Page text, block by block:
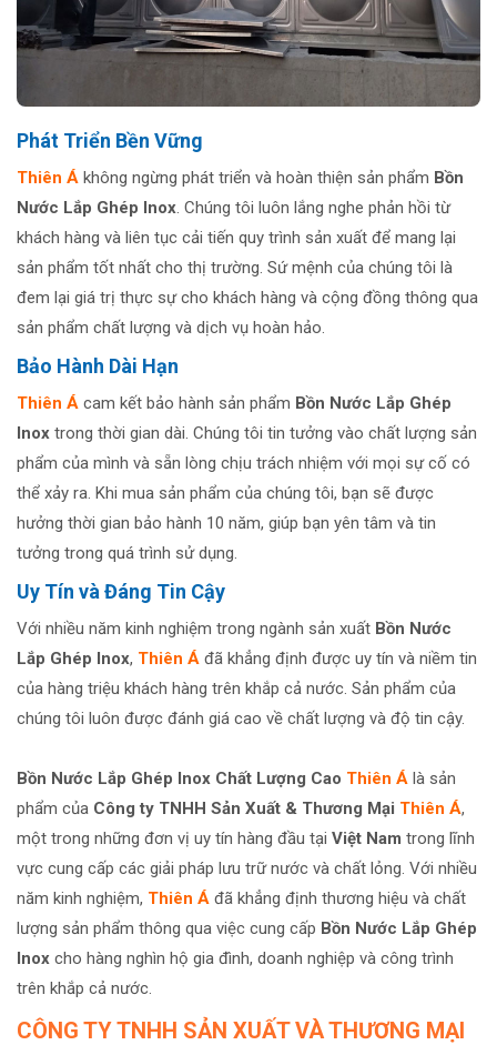
Phát Triển Bền Vững
Thiên Á không ngừng phát triển và hoàn thiện sản phẩm Bồn
Nước Lắp Ghép Inox. Chúng tôi luôn lắng nghe phản hồi từ
khách hàng và liên tục cải tiến quy trình sản xuất để mang lại
sản phẩm tốt nhất cho thị trường. Sứ mệnh của chúng tôi là
đem lại giá trị thực sự cho khách hàng và cộng đồng thông qua
sản phẩm chất lượng và dịch vụ hoàn hảo.
Bảo Hành Dài Hạn
Thiên Á cam kết bảo hành sản phẩm Bồn Nước Lắp Ghép
Inox trong thời gian dài. Chúng tôi tin tưởng vào chất lượng sản
phẩm của mình và sẵn lòng chịu trách nhiệm với mọi sự cố có
thể xảy ra. Khi mua sản phẩm của chúng tôi, bạn sẽ được
hưởng thời gian bảo hành 10 năm, giúp bạn yên tâm và tin
tưởng trong quá trình sử dụng.
Uy Tín và Đáng Tin Cậy
Với nhiều năm kinh nghiệm trong ngành sản xuất Bồn Nước
Lắp Ghép Inox, Thiên Á đã khẳng định được uy tín và niềm tin
của hàng triệu khách hàng trên khắp cả nước. Sản phẩm của
chúng tôi luôn được đánh giá cao về chất lượng và độ tin cậy.
Bồn Nước Lắp Ghép Inox Chất Lượng Cao Thiên Á là sản
phẩm của Công ty TNHH Sản Xuất & Thương Mại Thiên Á,
một trong những đơn vị uy tín hàng đầu tại Việt Nam trong lĩnh
vực cung cấp các giải pháp lưu trữ nước và chất lỏng. Với nhiều
năm kinh nghiệm, Thiên Á đã khẳng định thương hiệu và chất
lượng sản phẩm thông qua việc cung cấp Bồn Nước Lắp Ghép
Inox cho hàng nghìn hộ gia đình, doanh nghiệp và công trình
trên khắp cả nước.
CÔNG TY TNHH SẢN XUẤT VÀ THƯƠNG MẠI